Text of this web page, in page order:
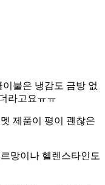
불은 냉감도 금방 없
라고요ㅠㅠ
제품이 평이 괜찮은
망이나 헬렌스타인도